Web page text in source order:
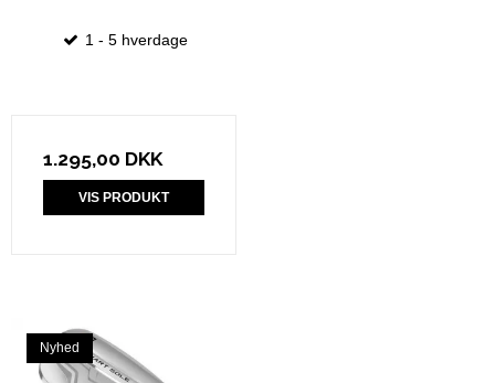
1 - 5 hverdage
1.295,00 DKK
VIS PRODUKT
Nyhed